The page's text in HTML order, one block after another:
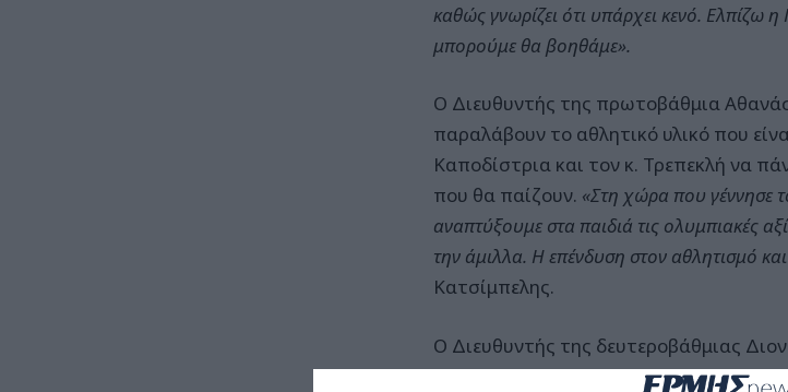
καθώς γνωρίζει ότι υπάρχει κενό. Ελπίζω
μπορούμε θα βοηθάμε».
Ο Διευθυντής της πρωτοβάθμια
παραλάβουν το αθλητικό υλικό που
Καποδίστρια και τον κ. Τρεπεκλή να
που θα παίζουν. «Στη χώρα που γέννησε
αναπτύξουμε στα παιδιά τις ολυμπιακές
την άμιλλα. Η επένδυση στον αθλητισμό
Κατσίμπελης.
Ο Διευθυντής της δευτεροβάθμιας
για τη δωρεά και είπε ότι ο